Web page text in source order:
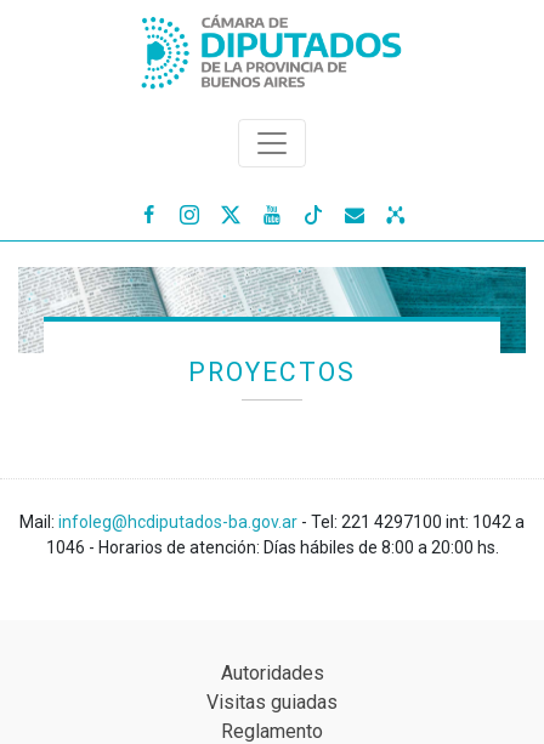
   
PROYECTOS
Mail: infoleg@hcdiputados-ba.gov.ar - Tel: 221 4297100 int: 1042 a
1046 - Horarios de atención: Días hábiles de 8:00 a 20:00 hs.
Autoridades
Visitas guiadas
Reglamento